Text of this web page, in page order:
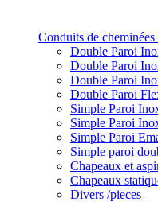
Conduits de
Double Paroi
Double Paroi
Double Paroi
Double Paroi
Simple Paroi
Simple Paroi
Simple Paroi
Simple paroi
Chapeaux et
Chapeaux
Divers /pieces